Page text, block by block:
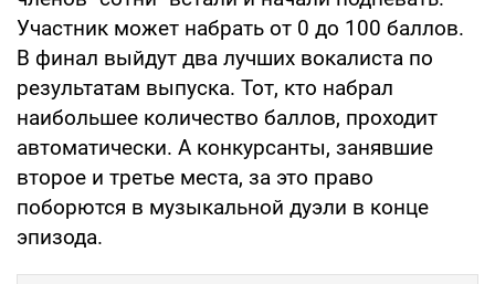
Участник может набрать от 0 до 100 баллов.
В финал выйдут два лучших вокалиста по
результатам выпуска. Тот, кто набрал
наибольшее количество баллов, проходит
автоматически. А конкурсанты, занявшие
второе и третье места, за это право
поборются в музыкальной дуэли в конце
эпизода.